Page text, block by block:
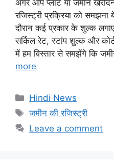
अगर आप प्लॉट या जमीन
रजिस्ट्री प्रक्रिया को
दौरान कई प्रकार के शुल्क
सर्किल रेट, स्टांप शुल्क और
में हम विस्तार से समझेंगे कि
more
Categories
Hindi News
Tags
जमीन की रजिस्ट्री
Leave a comment